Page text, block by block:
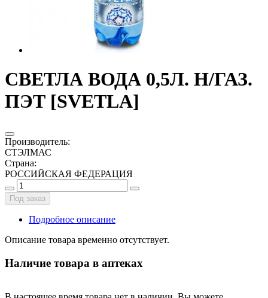
СВЕТЛА ВОДА 0,5Л. Н/ГАЗ.
ПЭТ [SVETLA]
Производитель:
СТЭЛМАС
Страна:
РОССИЙСКАЯ ФЕДЕРАЦИЯ
Под заказ
Подробное описание
Описание товара временно отсутствует.
Наличие товара в аптеках